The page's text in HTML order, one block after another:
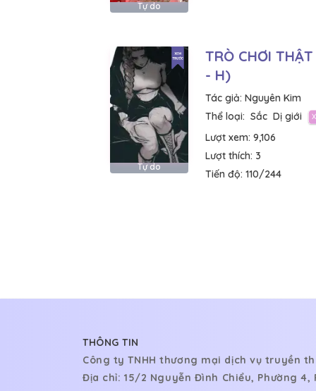
Tự do
Tự do
TRÒ CHƠI
- H)
Tác giả: Nguyên Kim
Thể loại: Sắc Dị giới
Lượt xem: 9,106
Lượt thích: 3
Tiến độ: 110/244
THÔNG TIN
Công ty TNHH thương mại dịch vụ truyền
Địa chỉ: 15/2 Nguyễn Đình Chiểu, Phường 4,